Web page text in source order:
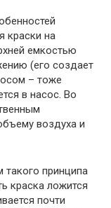
краски на
емкостью
(его создает
– тоже
в насос. Во
воздуха и
принципа
краска ложится
почти